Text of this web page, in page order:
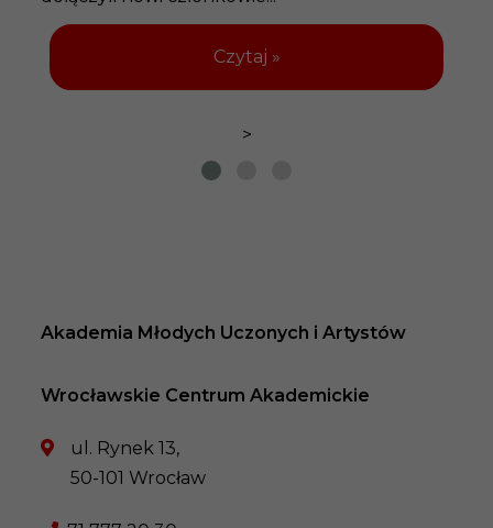
Czytaj »
>
Akademia Młodych Uczonych i Artystów
Wrocławskie Centrum Akademickie
ul. Rynek 13,
50-101 Wrocław